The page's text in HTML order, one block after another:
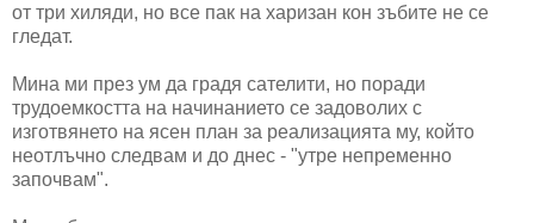
от три хиляди, но все пак на харизан кон зъбите не се
гледат.
Мина ми през ум да градя сателити, но поради
трудоемкостта на начинанието се задоволих с
изготвянето на ясен план за реализацията му, който
неотлъчно следвам и до днес - "утре непременно
започвам".